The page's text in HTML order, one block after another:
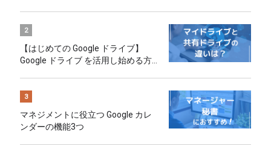
2
【はじめての Google ドライブ】
Google ドライブ を活用し始める方
3
マネジメントに役立つ Google カレ
ンダーの機能3つ